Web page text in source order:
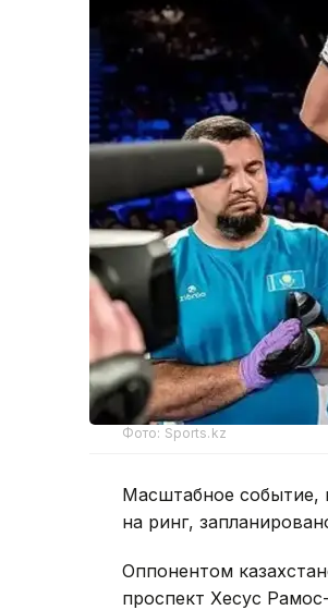
Фото: Sports.kz
Масштабное событие,
на ринг,
Оппонентом
проспект Хесус